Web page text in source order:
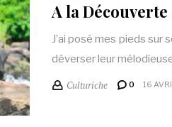
A la Découverte
J’ai posé mes pieds sur
déverser leur
Culturiche 0 16